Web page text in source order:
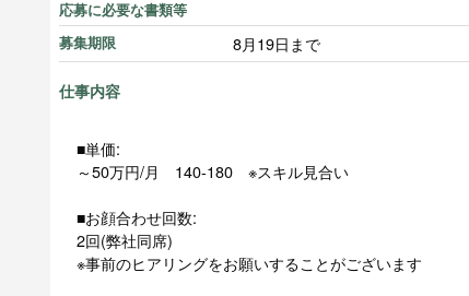
応募に必要な書類等
募集期限
8月19日まで
仕事内容
■単価:
～50万円/月 140-180 ※スキル見合い
■お顔合わせ回数:
2回(弊社同席)
※事前のヒアリングをお願いすることがございます